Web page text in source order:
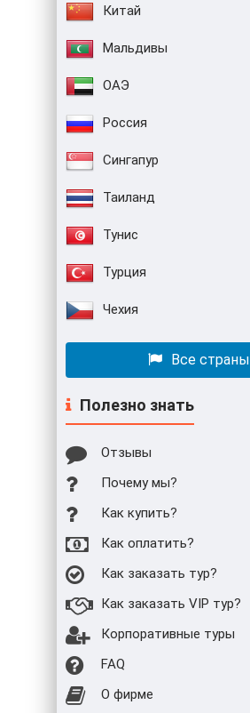
Китай
Мальдивы
ОАЭ
Россия
Сингапур
Таиланд
Тунис
Турция
Чехия
Все страны
Полезно знать
Отзывы
Почему мы?
Как купить?
Как оплатить?
Как заказать тур?
Как заказать VIP тур?
Корпоративные туры
FAQ
О фирме